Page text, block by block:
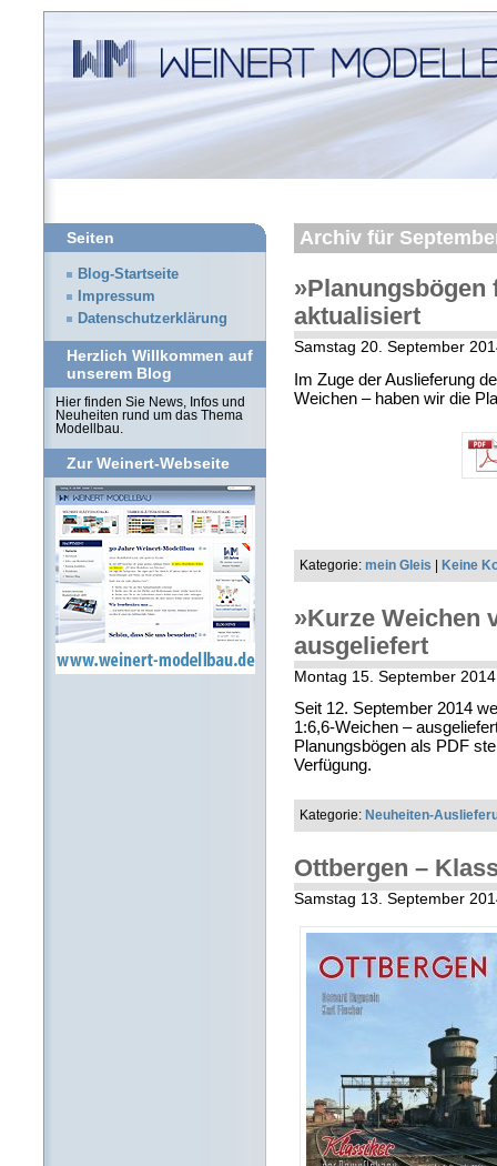
Archiv für
»Planungsbögen
aktualisiert
Samstag 20. September
Im Zuge der Auslieferung
Weichen – haben wir die
Kategorie: mein Gleis Keine
»Kurze Weichen
ausgeliefert
Montag 15. September
Seit 12. September 2014
1:6,6-Weichen –
Planungsbögen als PDF
Verfügung.
Kategorie: Neuheiten-
Ottbergen –
Samstag 13. September
Seiten
Blog-Startseite
Impressum
Datenschutzerklärung
Herzlich Willkommen auf
unserem Blog
Hier finden Sie News, Infos und
Neuheiten rund um das Thema
Modellbau.
Zur Weinert-Webseite